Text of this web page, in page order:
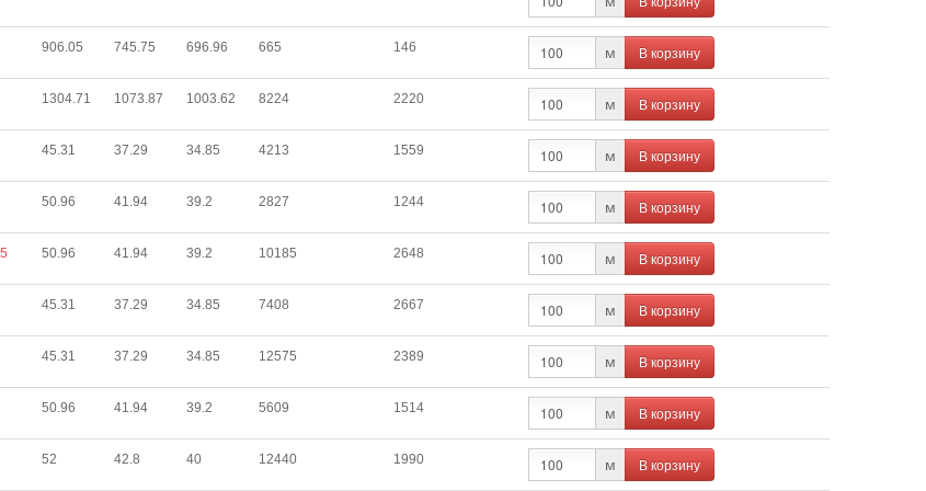
906.05 745.75 696.96 665 146 м В корзину
1304.71 1073.87 1003.62 8224 2220 м В корзину
45.31 37.29 34.85 4213 1559 м В корзину
50.96 41.94 39.2 2827 1244 м В корзину
50.96 41.94 39.2 10185 2648 м В корзину
45.31 37.29 34.85 7408 2667 м В корзину
45.31 37.29 34.85 12575 2389 м В корзину
50.96 41.94 39.2 5609 1514 м В корзину
52 42.8 40 12440 1990 м В корзину